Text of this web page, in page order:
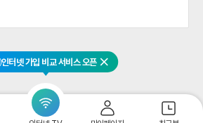
인터넷 가입 비교 서비스 오픈 닫기